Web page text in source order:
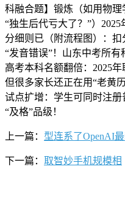
科融合题】锻炼（如用物
“独生后代亏大了？”）
分细则已（附流程图）：‌
“发音错误”！山东中考所
高考本科名额翻倍‌：2025年
但很多家长还正在用“老黄
试点扩增‌：学生可同时注册
“及格”品级！
上一篇： 型连系了OpenAI
下一篇： 取智妙手机规模相